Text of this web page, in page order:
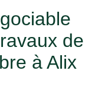
de
à Alix